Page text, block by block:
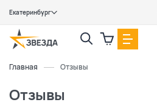
Екатеринбург
Главная Отзывы
Отзывы